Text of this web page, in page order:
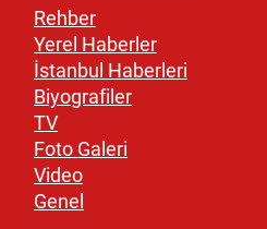
Rehber
Yerel Haberler
İstanbul Haberleri
Biyografiler
TV
Foto Galeri
Video
Genel